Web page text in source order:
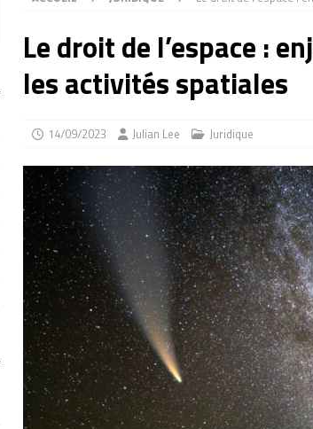
Le droit de l’espace :
les activités spatiales
14/09/2023 Julian Lee Juridique